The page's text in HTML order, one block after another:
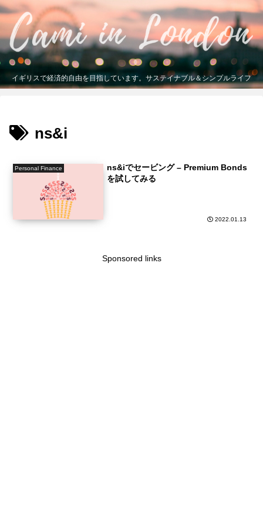
イギリスで経済的自由を目指しています。サステイナブル＆シンプルライフ
ns&i
Personal Finance
ns&iでセービング – Premium Bonds
を試してみる
2022.01.13
Sponsored links